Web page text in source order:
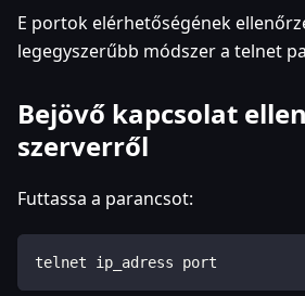
E portok elérhetőségének
legegyszerűbb módszer a telnet
Bejövő kapcsolat
szerverről
Futtassa a parancsot:
telnet ip_adress port